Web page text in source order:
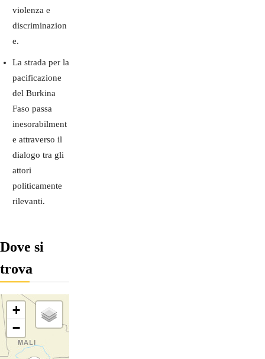
violenza e
discriminazion
e.
La strada per la
pacificazione
del Burkina
Faso passa
inesorabilment
e attraverso il
dialogo tra gli
attori
politicamente
rilevanti.
Dove si
trova